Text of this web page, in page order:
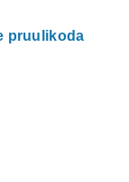
pruulikoda